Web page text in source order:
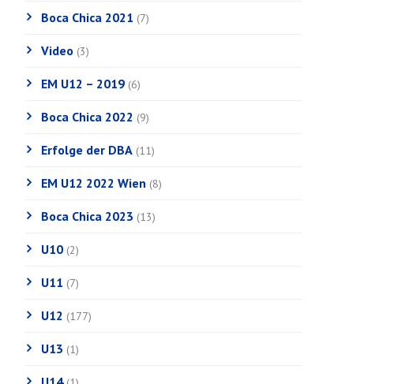
Boca Chica 2021 (7)
Video (3)
EM U12 – 2019 (6)
Boca Chica 2022 (9)
Erfolge der DBA (11)
EM U12 2022 Wien (8)
Boca Chica 2023 (13)
U10 (2)
U11 (7)
U12 (177)
U13 (1)